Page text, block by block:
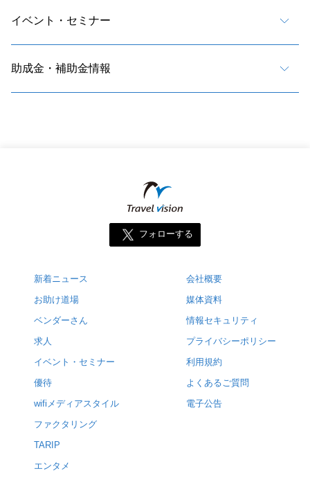
イベント・セミナー
助成金・補助金情報
フォローする
新着ニュース
お助け道場
ベンダーさん
求人
イベント・セミナー
優待
wifiメディアスタイル
ファクタリング
TARIP
エンタメ
会社概要
媒体資料
情報セキュリティ
プライバシーポリシー
利用規約
よくあるご質問
電子公告